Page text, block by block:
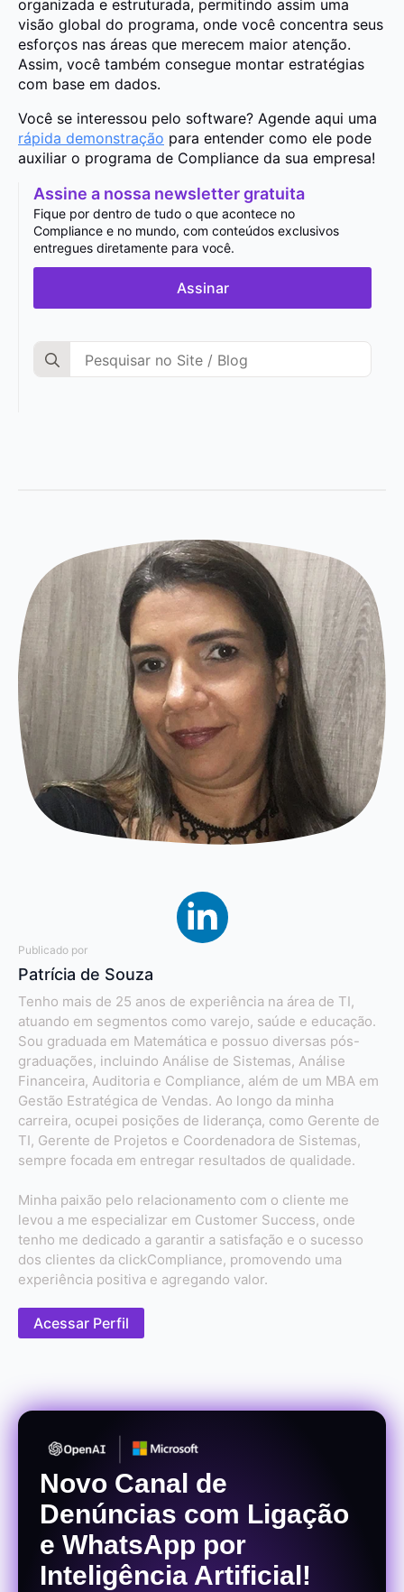
organizada e estruturada, permitindo assim uma
visão global do programa, onde você concentra seus
esforços nas áreas que merecem maior atenção.
Assim, você também consegue montar estratégias
com base em dados.
Você se interessou pelo software? Agende aqui uma
rápida demonstração para entender como ele pode
auxiliar o programa de Compliance da sua empresa!
Assine a nossa newsletter gratuita
Fique por dentro de tudo o que acontece no
Compliance e no mundo, com conteúdos exclusivos
entregues diretamente para você.
Assinar
Search
for:
Publicado por
Patrícia de Souza
Tenho mais de 25 anos de experiência na área de TI,
atuando em segmentos como varejo, saúde e educação.
Sou graduada em Matemática e possuo diversas pós-
graduações, incluindo Análise de Sistemas, Análise
Financeira, Auditoria e Compliance, além de um MBA em
Gestão Estratégica de Vendas. Ao longo da minha
carreira, ocupei posições de liderança, como Gerente de
TI, Gerente de Projetos e Coordenadora de Sistemas,
sempre focada em entregar resultados de qualidade.
Minha paixão pelo relacionamento com o cliente me
levou a me especializar em Customer Success, onde
tenho me dedicado a garantir a satisfação e o sucesso
dos clientes da clickCompliance, promovendo uma
experiência positiva e agregando valor.
Acessar Perfil
Novo Canal de
Denúncias com Ligação
e WhatsApp por
Inteligência Artificial!